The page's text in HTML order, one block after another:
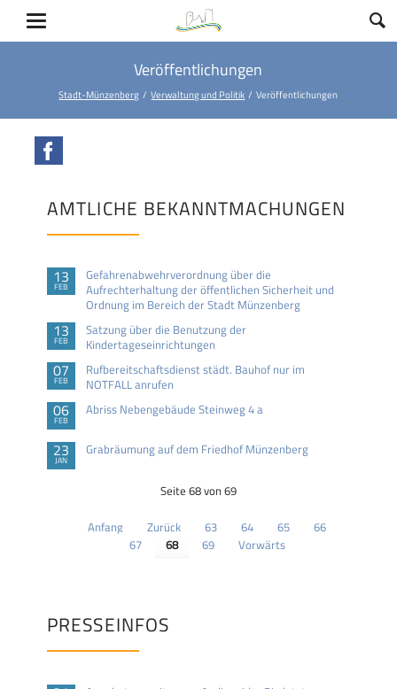
Veröffentlichungen
Stadt-Münzenberg Verwaltung und Politik Veröffentlichungen
AMTLICHE BEKANNTMACHUNGEN
13
FEB
Gefahrenabwehrverordnung über die
Aufrechterhaltung der öffentlichen Sicherheit und
Ordnung im Bereich der Stadt Münzenberg
13
FEB
Satzung über die Benutzung der
Kindertageseinrichtungen
07
FEB
Rufbereitschaftsdienst städt. Bauhof nur im
NOTFALL anrufen
06
FEB
Abriss Nebengebäude Steinweg 4 a
23
JAN
Grabräumung auf dem Friedhof Münzenberg
Seite 68 von 69
Anfang Zurück 63 64 65
66
67
68 69 Vorwärts
PRESSEINFOS